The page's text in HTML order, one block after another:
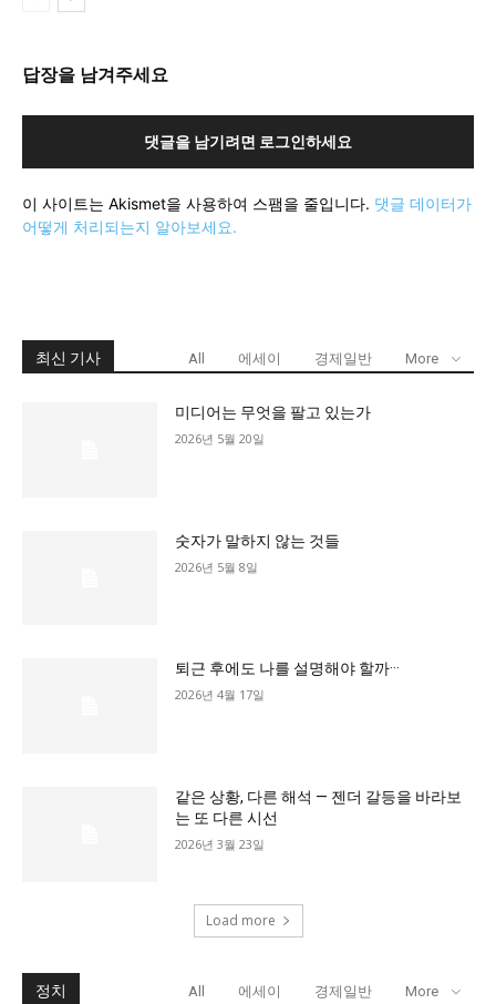
답장을 남겨주세요
댓글을 남기려면 로그인하세요
이 사이트는 Akismet을 사용하여 스팸을 줄입니다. 댓글 데이터가
어떻게 처리되는지 알아보세요.
최신 기사 All 에세이 경제일반 More
미디어는 무엇을 팔고 있는가
2026년 5월 20일
숫자가 말하지 않는 것들
2026년 5월 8일
퇴근 후에도 나를 설명해야 할까···
2026년 4월 17일
같은 상황, 다른 해석 — 젠더 갈등을 바라보
는 또 다른 시선
2026년 3월 23일
Load more
정치 All 에세이 경제일반 More